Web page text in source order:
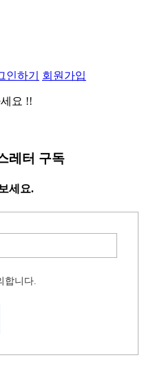
인하기 회원가입
요 !!
레터 구독
세요.
합니다.